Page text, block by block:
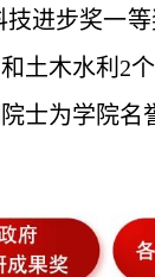
进步奖一
土木水利2
士为学院